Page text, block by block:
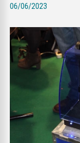
06/06/2023